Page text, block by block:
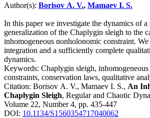
Author(s): Borisov A. V., Mamaev I. S.
In this paper we investigate the dynamics of a
generalization of the Chaplygin sleigh to the
inhomogeneous nonholonomic constraint.
integration and a sufficiently complete
dynamics.
Keywords: Chaplygin sleigh,
constraints, conservation laws, qualitative
Citation: Borisov A. V., Mamaev I. S., An
Chaplygin Sleigh, Regular and Chaotic
Volume 22, Number 4, pp. 435-447
DOI: 10.1134/S1560354717040062